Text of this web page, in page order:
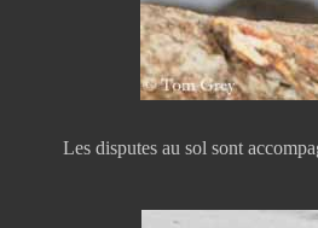
Les disputes au sol sont